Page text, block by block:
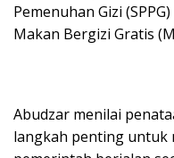
Pemenuhan Gizi
Makan Bergizi Gratis
Abudzar menilai
langkah penting untuk